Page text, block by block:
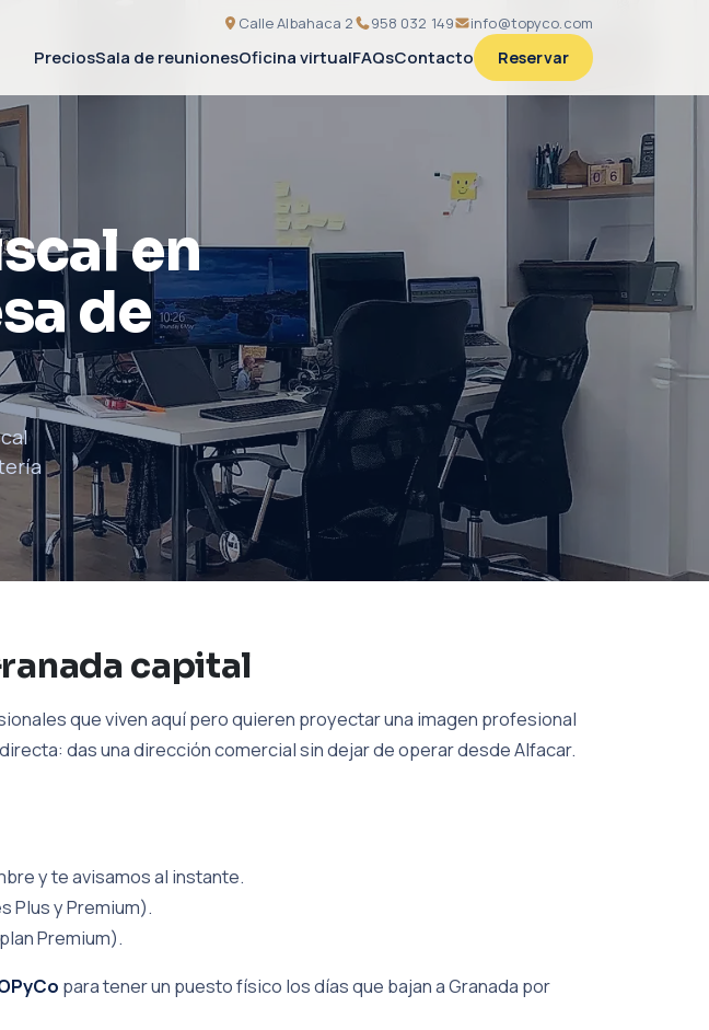
Calle Albahaca 2 958 032 149 info@topyco.com
PreciosSala de reunionesOficina virtualFAQsContacto Reservar
en
de
capital
que viven aquí pero quieren proyectar una imagen profesional
das una dirección comercial sin dejar de operar desde Alfacar.
y te avisamos al instante.
Plus y Premium).
Premium).
para tener un puesto físico los días que bajan a Granada por